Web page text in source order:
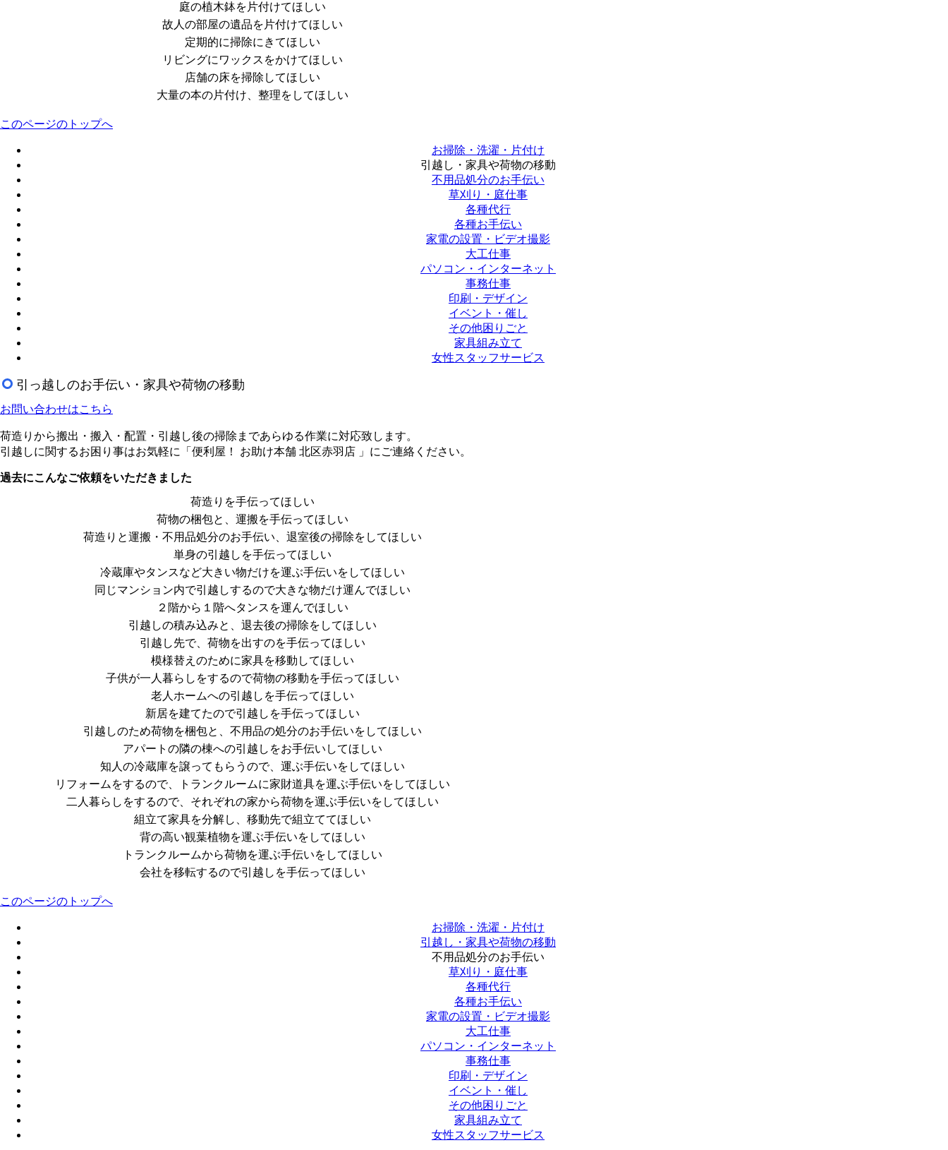
庭の植木鉢を片付けてほしい
故人の部屋の遺品を片付けてほしい
定期的に掃除にきてほしい
リビングにワックスをかけてほしい
店舗の床を掃除してほしい
大量の本の片付け、整理をしてほしい
このページのトップへ
お掃除・洗濯・片付け
引越し・家具や荷物の移動
不用品処分のお手伝い
草刈り・庭仕事
各種代行
各種お手伝い
家電の設置・ビデオ撮影
大工仕事
パソコン・インターネット
事務仕事
印刷・デザイン
イベント・催し
その他困りごと
家具組み立て
女性スタッフサービス
引っ越しのお手伝い・家具や荷物の移動
お問い合わせはこちら
荷造りから搬出・搬入・配置・引越し後の掃除まであらゆる作業に対応致します。
引越しに関するお困り事はお気軽に「便利屋！ お助け本舗 北区赤羽店 」にご連絡ください。
過去にこんなご依頼をいただきました
荷造りを手伝ってほしい
荷物の梱包と、運搬を手伝ってほしい
荷造りと運搬・不用品処分のお手伝い、退室後の掃除をしてほしい
単身の引越しを手伝ってほしい
冷蔵庫やタンスなど大きい物だけを運ぶ手伝いをしてほしい
同じマンション内で引越しするので大きな物だけ運んでほしい
２階から１階へタンスを運んでほしい
引越しの積み込みと、退去後の掃除をしてほしい
引越し先で、荷物を出すのを手伝ってほしい
模様替えのために家具を移動してほしい
子供が一人暮らしをするので荷物の移動を手伝ってほしい
老人ホームへの引越しを手伝ってほしい
新居を建てたので引越しを手伝ってほしい
引越しのため荷物を梱包と、不用品の処分のお手伝いをしてほしい
アパートの隣の棟への引越しをお手伝いしてほしい
知人の冷蔵庫を譲ってもらうので、運ぶ手伝いをしてほしい
リフォームをするので、トランクルームに家財道具を運ぶ手伝いをしてほしい
二人暮らしをするので、それぞれの家から荷物を運ぶ手伝いをしてほしい
組立て家具を分解し、移動先で組立ててほしい
背の高い観葉植物を運ぶ手伝いをしてほしい
トランクルームから荷物を運ぶ手伝いをしてほしい
会社を移転するので引越しを手伝ってほしい
このページのトップへ
お掃除・洗濯・片付け
引越し・家具や荷物の移動
不用品処分のお手伝い
草刈り・庭仕事
各種代行
各種お手伝い
家電の設置・ビデオ撮影
大工仕事
パソコン・インターネット
事務仕事
印刷・デザイン
イベント・催し
その他困りごと
家具組み立て
女性スタッフサービス